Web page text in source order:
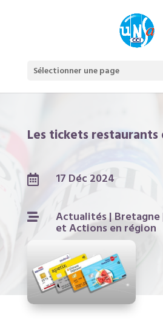
Sélectionner une page
Les tickets restaurants
 17 Déc 2024
 Actualités|Bretagne
et Actions en région